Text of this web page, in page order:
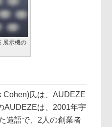
展示機の
氏は、AUDEZE
AUDEZEは、2001年宇
造語で、2人の創業者